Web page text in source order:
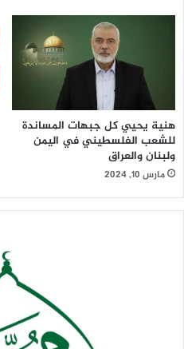
هنية يحيي كل جبهات المساندة
للشعب الفلسطيني في اليمن
ولبنان والعراق
مارس 10, 2024